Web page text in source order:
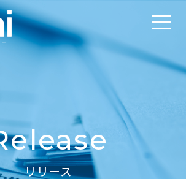
リリース